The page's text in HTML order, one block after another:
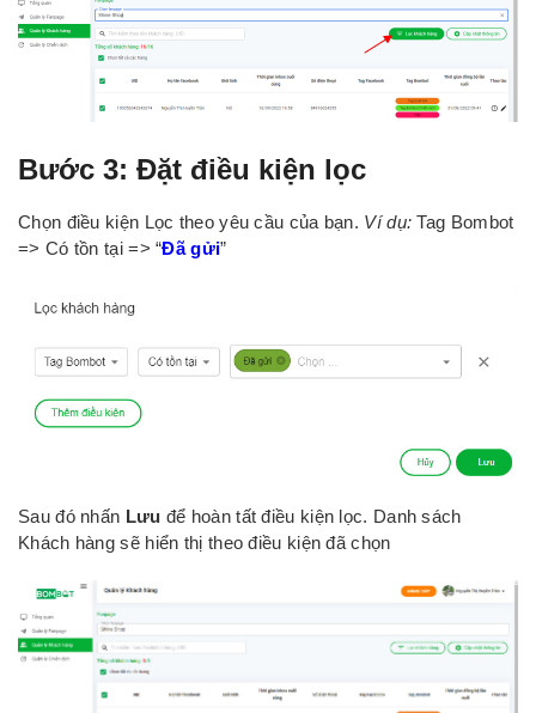
Bước 3: Đặt điều kiện lọc
Chọn điều kiện Lọc theo yêu cầu của bạn. Ví dụ: Tag Bombot
=> Có tồn tại => “Đã gửi”
Sau đó nhấn Lưu để hoàn tất điều kiện lọc. Danh sách
Khách hàng sẽ hiển thị theo điều kiện đã chọn